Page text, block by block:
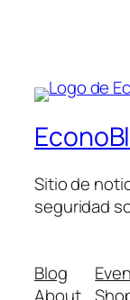
Sitio de
seguridad
Blog
About